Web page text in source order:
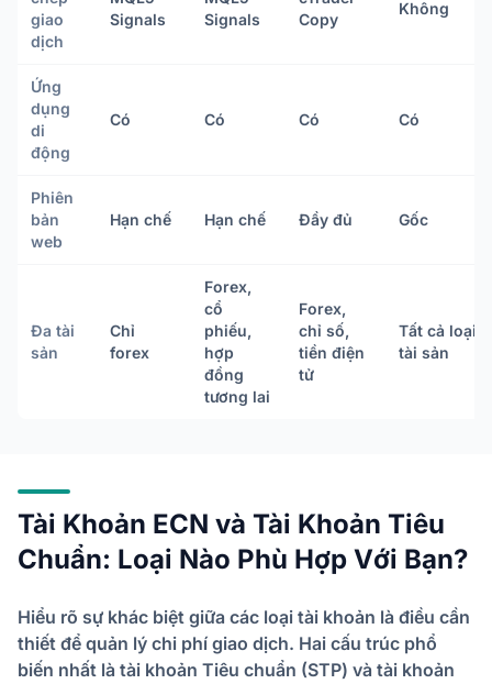
giao
dịch
Signals
Signals
Copy
Không
Ứng
dụng
di
động
Có Có Có Có
Phiên
bản
web
Hạn chế Hạn chế Đầy đủ Gốc
Đa tài
sản
Chỉ
forex
Forex,
cổ
phiếu,
hợp
đồng
tương lai
Forex,
chỉ số,
tiền điện
tử
Tất cả loại
tài sản
Tài Khoản ECN và Tài Khoản Tiêu
Chuẩn: Loại Nào Phù Hợp Với Bạn?
Hiểu rõ sự khác biệt giữa các loại tài khoản là điều cần
thiết để quản lý chi phí giao dịch. Hai cấu trúc phổ
biến nhất là tài khoản Tiêu chuẩn (STP) và tài khoản